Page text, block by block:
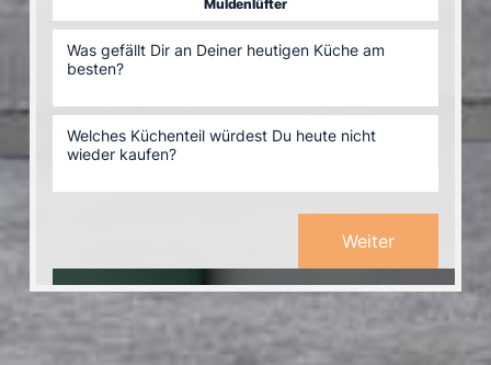
Muldenlüfter
Weiter
Willkommen beim STUDIO CX!